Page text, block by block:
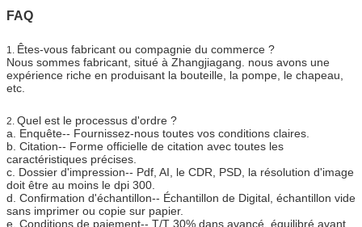
FAQ
1. Êtes-vous fabricant ou compagnie du commerce ?
Nous sommes fabricant, situé à Zhangjiagang. nous avons une
expérience riche en produisant la bouteille, la pompe, le chapeau,
etc.
2. Quel est le processus d'ordre ?
a. Enquête-- Fournissez-nous toutes vos conditions claires.
b. Citation-- Forme officielle de citation avec toutes les
caractéristiques précises.
c. Dossier d'impression-- Pdf, AI, le CDR, PSD, la résolution d'image
doit être au moins le dpi 300.
d. Confirmation d'échantillon-- Échantillon de Digital, échantillon vide
sans imprimer ou copie sur papier.
e. Conditions de paiement-- T/T 30% dans avancé, équilibré avant